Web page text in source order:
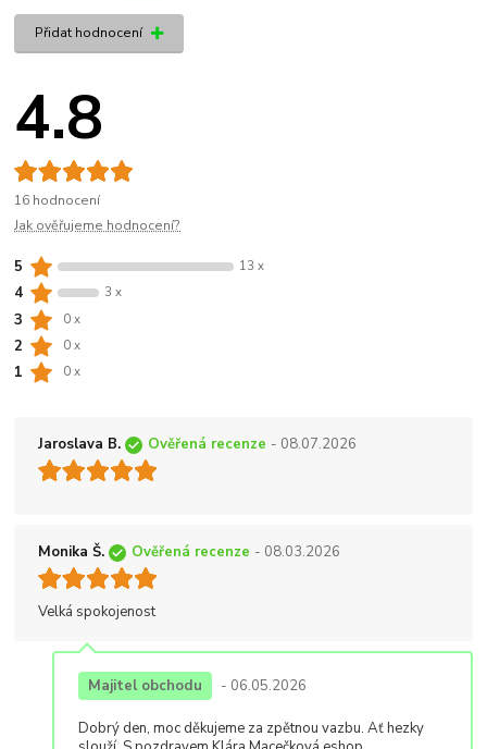
Přidat hodnocení
4.8
16 hodnocení
Jak ověřujeme hodnocení?
5 13 x
4 3 x
3 0 x
2 0 x
1 0 x
Jaroslava B. Ověřená recenze - 08.07.2026
Monika Š. Ověřená recenze - 08.03.2026
Velká spokojenost
Majitel obchodu - 06.05.2026
Dobrý den, moc děkujeme za zpětnou vazbu. Ať hezky